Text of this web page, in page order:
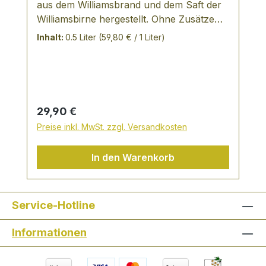
aus dem Williamsbrand und dem Saft der
Williamsbirne hergestellt. Ohne Zusätze
von naturidentischen oder künstlichen
Alkohol stammt aus der jeweiligen Frucht,
es wird kein Neutral-Alkohol verwendet,
das mach den Likör so aromatisch und
duftend.
Inhalt: 0.5 Liter (59,80 € / 1 Liter)
Regulärer Preis:
29,90 €
Preise inkl. MwSt. zzgl. Versandkosten
In den Warenkorb
Service-Hotline
Informationen